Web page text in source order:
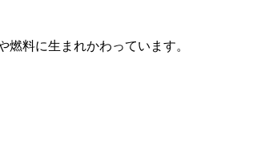
燃料に生まれかわっています。